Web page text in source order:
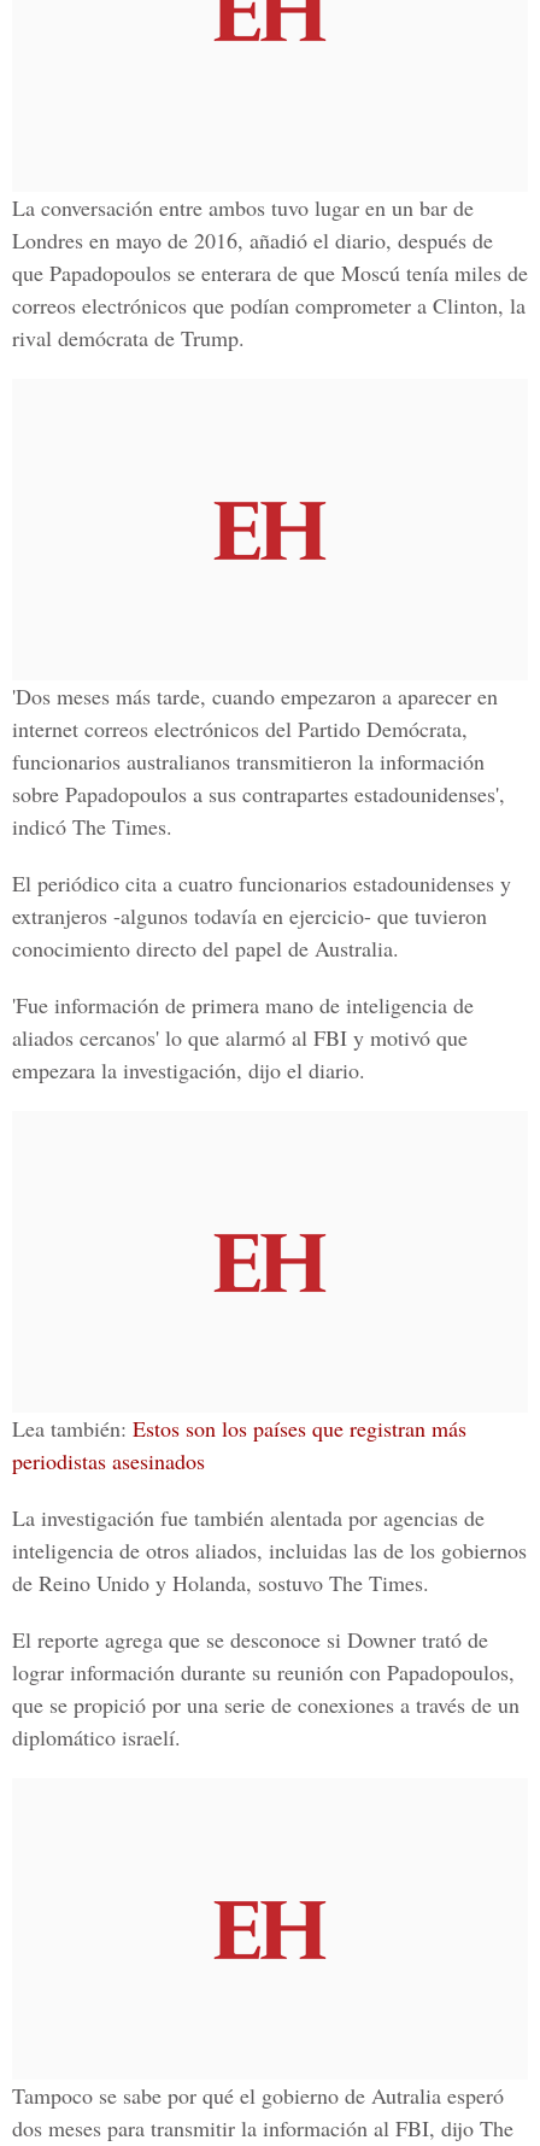
La conversación entre ambos tuvo lugar en un bar de
Londres en mayo de 2016, añadió el diario, después de
que Papadopoulos se enterara de que Moscú tenía miles de
correos electrónicos que podían comprometer a Clinton, la
rival demócrata de Trump.
'Dos meses más tarde, cuando empezaron a aparecer en
internet correos electrónicos del Partido Demócrata,
funcionarios australianos transmitieron la información
sobre Papadopoulos a sus contrapartes estadounidenses',
indicó The Times.
El periódico cita a cuatro funcionarios estadounidenses y
extranjeros -algunos todavía en ejercicio- que tuvieron
conocimiento directo del papel de Australia.
'Fue información de primera mano de inteligencia de
aliados cercanos' lo que alarmó al FBI y motivó que
empezara la investigación, dijo el diario.
Lea también: Estos son los países que registran más
periodistas asesinados
La investigación fue también alentada por agencias de
inteligencia de otros aliados, incluidas las de los gobiernos
de Reino Unido y Holanda, sostuvo The Times.
El reporte agrega que se desconoce si Downer trató de
lograr información durante su reunión con Papadopoulos,
que se propició por una serie de conexiones a través de un
diplomático israelí.
Tampoco se sabe por qué el gobierno de Autralia esperó
dos meses para transmitir la información al FBI, dijo The